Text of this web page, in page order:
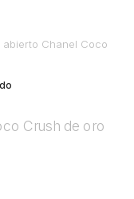
Chanel Coco